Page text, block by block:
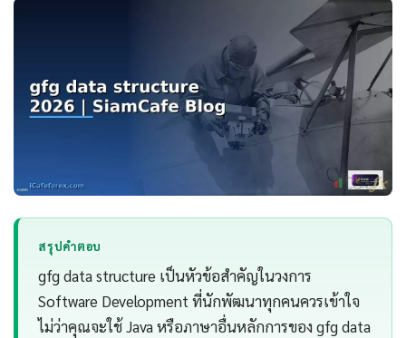
สรุปคำตอบ
gfg data structure เป็นหัวข้อสำคัญในวงการ
Software Development ที่นักพัฒนาทุกคนควรเข้าใจ
ไม่ว่าคุณจะใช้ Java หรือภาษาอื่นหลักการของ gfg data